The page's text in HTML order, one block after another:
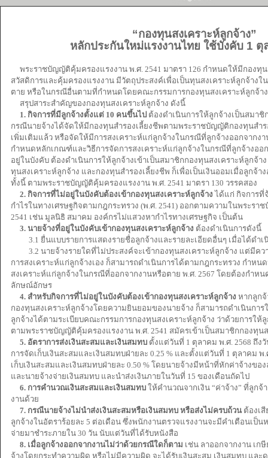
“กองทุนสงเคราะห์ลูกจ้าง”
หลักประกันใหม่แรงงานไทย ใช้บังคับ 1 ตุ
พระราชบัญญัติคุ้มครองแรงงาน พ.ศ. 2541 มาตรา 126 กำหนดให้มีกองทุน
สวัสดิการและคุ้มครองแรงงาน มีวัตถุประสงค์เพื่อเป็นทุนสงเคราะห์ลูกจ้าง
ตาย หรือในกรณีอื่นตามที่กำหนดโดยคณะกรรมการกองทุนสงเคราะห์ลูกจ้าง
สรุปสาระสำคัญของกองทุนสงเคราะห์ลูกจ้าง ดังนี้
1. กิจการที่มีลูกจ้างตั้งแต่ 10 คนขึ้นไป ต้องดำเนินการให้ลูกจ้างเป็นสมาชิ
กรณีนายจ้างได้จัดให้มีกองทุนสำรองเลี้ยงชีพตามพระราชบัญญัติกองทุนสำร
เพิ่มเติมแล้ว หรือจัดให้มีการสงเคราะห์แก่ลูกจ้างในกรณีที่ลูกจ้างออกจากง
กำหนดหลักเกณฑ์และวิธีการจัดการสงเคราะห์แก่ลูกจ้างในกรณีที่ลูกจ้างออ
อยู่ในบังคับ ต้องดำเนินการให้ลูกจ้างเข้าเป็นสมาชิกกองทุนสงเคราะห์ลูกจ้า
ทุนสงเคราะห์ลูกจ้าง และกองทุนสำรองเลี้ยงชีพ ก็เพื่อเป็นเงินออมเมื่อลูกจ้า
ทั้งนี้ ตามพระราชบัญญัติคุ้มครองแรงงาน พ.ศ. 2541 มาตรา 130 วรรคสอง
2. กิจการที่ไม่อยู่ในบังคับต้องเข้ากองทุนสงเคราะห์ลูกจ้าง ได้แก่ กิจการที่
กำไรในทางเศรษฐกิจตามกฎกระทรวง (พ.ศ. 2541) ออกตามความในพระร
2541 เช่น มูลนิธิ สมาคม องค์กรไม่แสวงหากำไรทางเศรษฐกิจ เป็นต้น
3. นายจ้างที่อยู่ในบังคับเข้ากองทุนสงเคราะห์ลูกจ้าง ต้องดำเนินการดังนี้
3.1 ยื่นแบบรายการแสดงรายชื่อลูกจ้างและรายละเอียดอื่นๆ เมื่อได้ดำเ
3.2 นายจ้างรายใดที่ไม่ประสงค์จะเข้ากองทุนสงเคราะห์ลูกจ้าง แต่มีคว
การสงเคราะห์แก่ลูกจ้างเอง ก็สามารถดำเนินการได้ตามกฎกระทรวง กำห
สงเคราะห์แก่ลูกจ้างในกรณีที่ออกจากงานหรือตาย พ.ศ. 2567 โดยต้องกำห
ลักษณ์อักษร
4. สำหรับกิจการที่ไม่อยู่ในบังคับต้องเข้ากองทุนสงเคราะห์ลูกจ้าง หากลูกจ้
กองทุนสงเคราะห์ลูกจ้างโดยความยินยอมของนายจ้าง ก็สามารถดำเนินการ
ลูกจ้างได้ตามระเบียบคณะกรรมการกองทุนสงเคราะห์ลูกจ้าง ว่าด้วยการใ
ตามพระราชบัญญัติคุ้มครองแรงงาน พ.ศ. 2541 สมัครเข้าเป็นสมาชิกกองทุนส
5. อัตราการส่งเงินสะสมและเงินสมทบตั้งแต่วันที่ 1 ตุลาคม พ.ศ. 2568 ถึง
การจัดเก็บเงินสะสมและเงินสมทบฝ่ายละ 0.25 % และตั้งแต่วันที่ 1 ตุลาคม พ
เก็บเงินสะสมและเงินสมทบฝ่ายละ 0.50 % โดยนายจ้างมีหน้าที่หักค่าจ้างขอ
และนายจ้างจ่ายเงินสมทบ และนำส่งเงินภายในวันที่ 15 ของเดือนถัดไป
6. การคำนวณเงินสะสมและเงินสมทบให้คำนวณจากเงิน “ค่าจ้าง” ที่ลูกจ้
งานด้วย
7. กรณีนายจ้างไม่นำส่งเงินสะสมหรือเงินสมทบ หรือส่งไม่ครบถ้วนต้องเสี
ลูกจ้างในอัตราร้อยละ 5 ต่อเดือน ซึ่งพนักงานตรวจแรงงานจะมีคำเตือนเป็น
จ่ายมาชำระภายใน 30 วัน นับแต่วันที่ได้รับหนังสือ
8. เมื่อลูกจ้างออกจากงานไม่ว่าด้วยกรณีใดก็ตาม เช่น ลาออกจากงาน เ
จ้างโดยกระทำความผิด หรือไม่มีความผิด จะได้รับเงินสะสม เงินสมทบ และ